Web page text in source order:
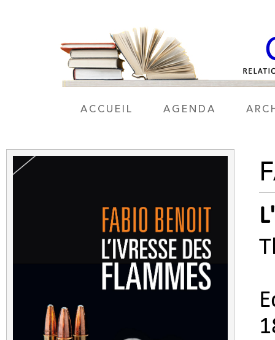
ACCUEIL AGENDA